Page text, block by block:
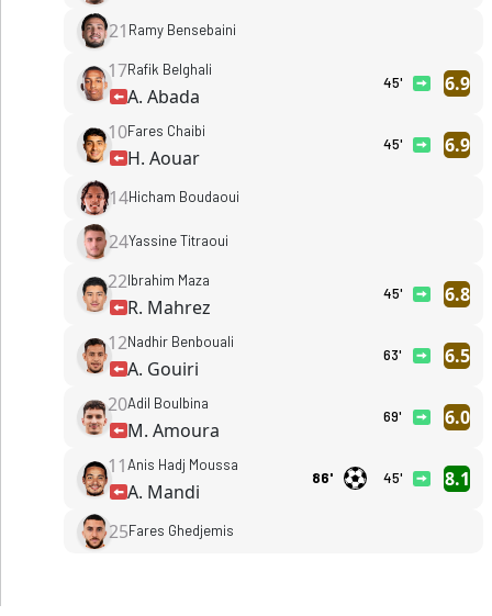
21 Ramy Bensebaini
17Rafik Belghali
A. Abada
45'
6.9
10Fares Chaibi
H. Aouar
45' 6.9
14Hicham Boudaoui
24Yassine Titraoui
22Ibrahim Maza
R. Mahrez
45'
6.8
12Nadhir Benbouali
A. Gouiri
63'
6.5
20Adil Boulbina
M. Amoura
69'
6.0
11Anis Hadj Moussa
A. Mandi
86' 45' 8.1
25Fares Ghedjemis